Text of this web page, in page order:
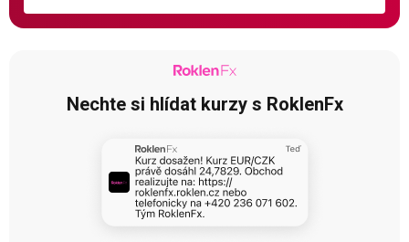
Nechte si hlídat kurzy s RoklenFx